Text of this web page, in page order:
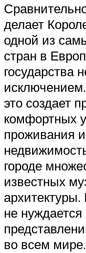
делает
одной из
стран в
государства
это создает
комфортных
проживания
городе
известных
не
во всем мире.